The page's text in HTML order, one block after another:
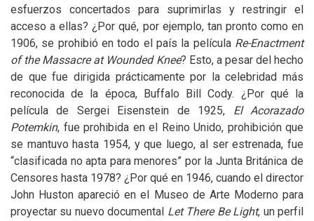
esfuerzos concertados para suprimirlas y restringir el
acceso a ellas? ¿Por qué, por ejemplo, tan pronto como en
1906, se prohibió en todo el país la película Re-Enactment
of the Massacre at Wounded Knee? Esto, a pesar del hecho
de que fue dirigida prácticamente por la celebridad más
reconocida de la época, Buffalo Bill Cody. ¿Por qué la
película de Sergei Eisenstein de 1925, El Acorazado
Potemkin, fue prohibida en el Reino Unido, prohibición que
se mantuvo hasta 1954, y que luego, al ser estrenada, fue
“clasificada no apta para menores” por la Junta Británica de
Censores hasta 1978? ¿Por qué en 1946, cuando el director
John Huston apareció en el Museo de Arte Moderno para
proyectar su nuevo documental Let There Be Light, un perfil